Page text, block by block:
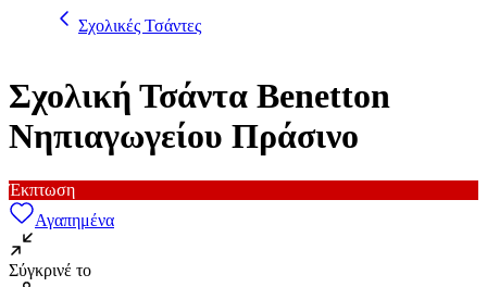
Σχολικές Τσάντες
Σχολική Τσάντα Benetton
Νηπιαγωγείου Πράσινο
Έκπτωση
Αγαπημένα
Σύγκρινέ το